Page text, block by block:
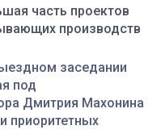
часть проектов
производств
заседании
под
Дмитрия Махонина
приоритетных